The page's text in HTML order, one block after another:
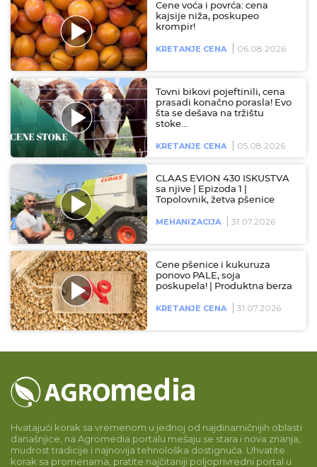
Cene voća i povrća: cena
kajsije niža, poskupeo
krompir!
KRETANJE CENA 06.08.2026
Tovni bikovi pojeftinili, cena
prasadi konačno porasla! Evo
šta se dešava na tržištu
stoke…
KRETANJE CENA 05.08.2026
CLAAS EVION 430 ISKUSTVA
sa njive | Epizoda 1 |
Topolovnik, žetva pšenice
MEHANIZACIJA 31.07.2026
Cene pšenice i kukuruza
ponovo PALE, soja
poskupela! | Produktna berza
KRETANJE CENA 31.07.2026
Hvatajući korak sa vremenom u jednoj od najdinamičnijih oblasti
današnjice, na Agromedia portalu mešaju se stara i nova znanja,
mudrost tradicije i najnovija tehnološka dostignuća. Uhvatite
korak sa promenama, pratite najčitaniji poljoprivredni portal u